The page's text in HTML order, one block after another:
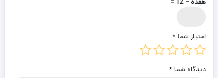
هفده − 12 =
امتیاز شما *
دیدگاه شما *